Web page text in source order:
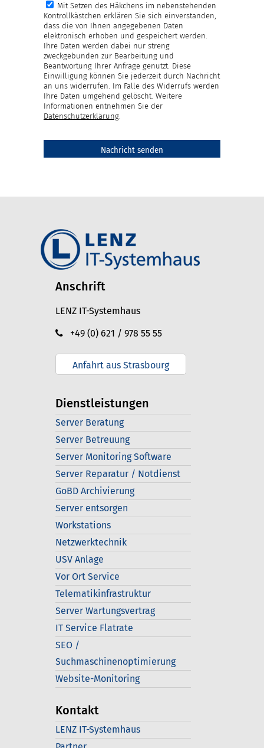
Mit Setzen des Häkchens im nebenstehenden
Kontrollkästchen erklären Sie sich einverstanden,
dass die von Ihnen angegebenen Daten
elektronisch erhoben und gespeichert werden.
Ihre Daten werden dabei nur streng
zweckgebunden zur Bearbeitung und
Beantwortung Ihrer Anfrage genutzt. Diese
Einwilligung können Sie jederzeit durch Nachricht
an uns widerrufen. Im Falle des Widerrufs werden
Ihre Daten umgehend gelöscht. Weitere
Informationen entnehmen Sie der
Datenschutzerklärung
Anschrift
LENZ IT-Systemhaus
+49 (0) 621 / 978 55 55
Anfahrt aus Strasbourg
Dienstleistungen
Server Beratung
Server Betreuung
Server Monitoring Software
Server Reparatur / Notdienst
GoBD Archivierung
Server entsorgen
Workstations
Netzwerktechnik
USV Anlage
Vor Ort Service
Telematikinfrastruktur
Server Wartungsvertrag
IT Service Flatrate
SEO /
Suchmaschinenoptimierung
Website-Monitoring
Kontakt
LENZ IT-Systemhaus